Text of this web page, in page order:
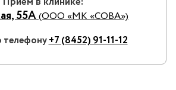
55А(ООО «МК «СОВА»)
телефону+7 (8452) 91-11-12